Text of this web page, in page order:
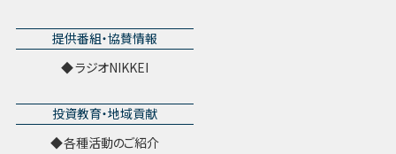
提供番組・協賛情報
ラジオNIKKEI
投資教育・地域貢献
各種活動のご紹介